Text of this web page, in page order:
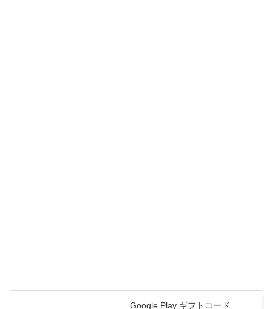
Google Play ギフトコード